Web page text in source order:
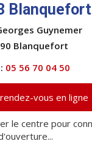
Blanquefort
Guynemer
Blanquefort
05 56 70 04 50
vous en ligne
le centre pour